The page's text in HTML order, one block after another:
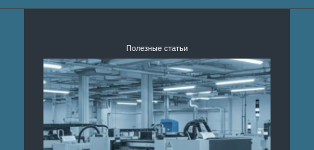
Полезные статьи